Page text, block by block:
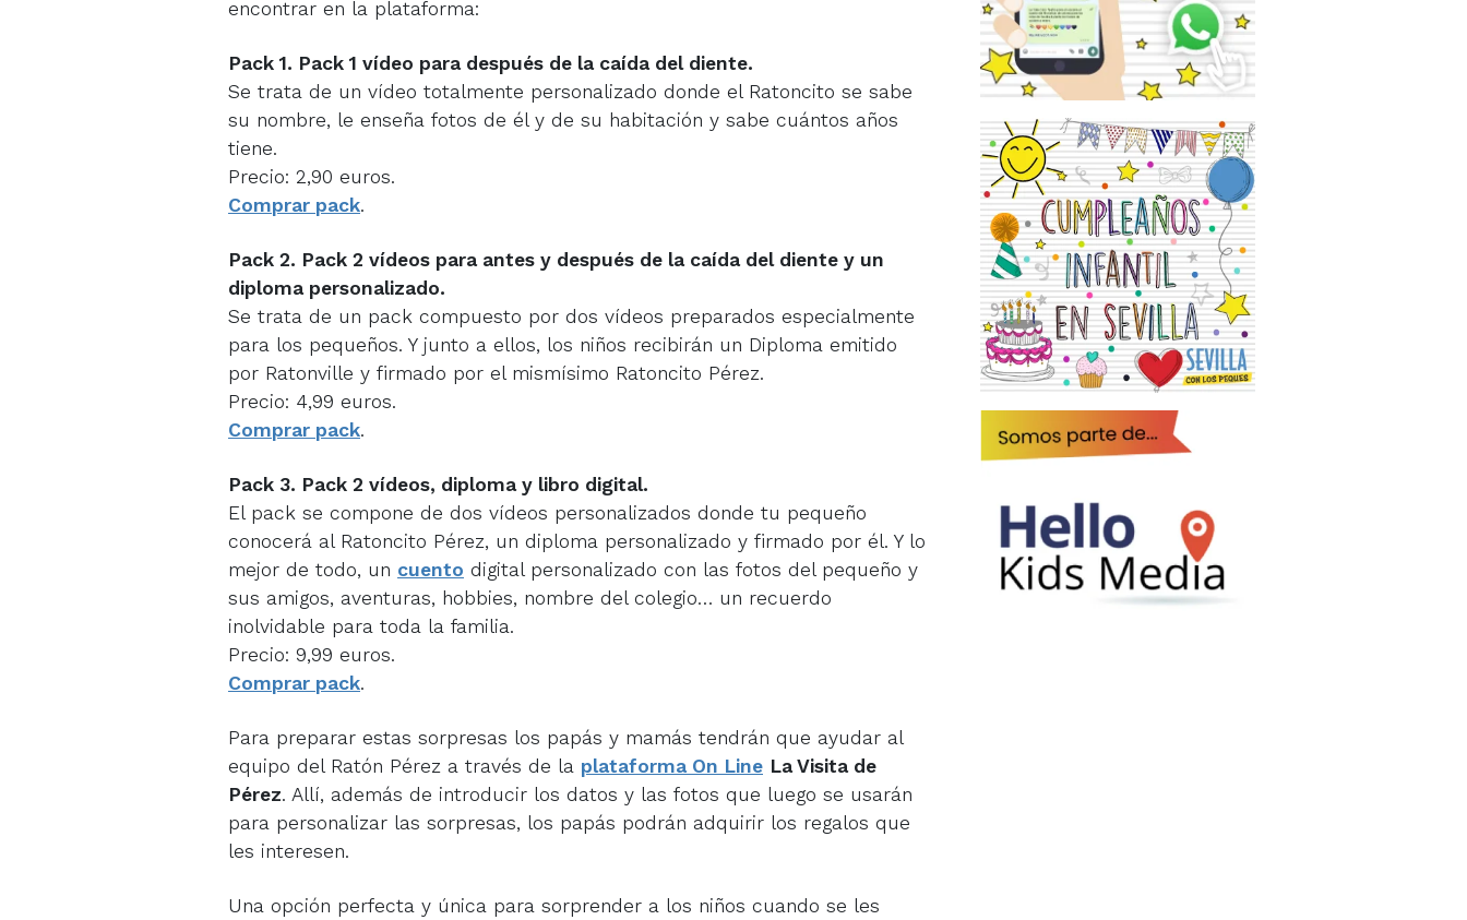
encontrar en la plataforma:
Pack 1. Pack 1 vídeo para después de la caída del diente.
Se trata de un vídeo totalmente personalizado donde el Ratoncito se sabe
su nombre, le enseña fotos de él y de su habitación y sabe cuántos años
tiene.
Precio: 2,90 euros.
Comprar pack.
Pack 2. Pack 2 vídeos para antes y después de la caída del diente y un
diploma personalizado.
Se trata de un pack compuesto por dos vídeos preparados especialmente
para los pequeños. Y junto a ellos, los niños recibirán un Diploma emitido
por Ratonville y firmado por el mismísimo Ratoncito Pérez.
Precio: 4,99 euros.
Comprar pack.
Pack 3. Pack 2 vídeos, diploma y libro digital.
El pack se compone de dos vídeos personalizados donde tu pequeño
conocerá al Ratoncito Pérez, un diploma personalizado y firmado por él. Y lo
mejor de todo, un cuento digital personalizado con las fotos del pequeño y
sus amigos, aventuras, hobbies, nombre del colegio… un recuerdo
inolvidable para toda la familia.
Precio: 9,99 euros.
Comprar pack.
Para preparar estas sorpresas los papás y mamás tendrán que ayudar al
equipo del Ratón Pérez a través de la plataforma On Line La Visita de
Pérez. Allí, además de introducir los datos y las fotos que luego se usarán
para personalizar las sorpresas, los papás podrán adquirir los regalos que
les interesen.
Una opción perfecta y única para sorprender a los niños cuando se les